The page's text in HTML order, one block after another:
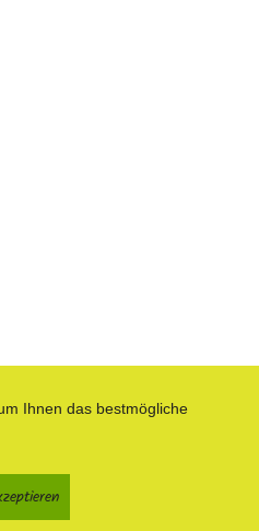
Besuche uns auch auf lieber-lokal.de
Ihnen das bestmögliche